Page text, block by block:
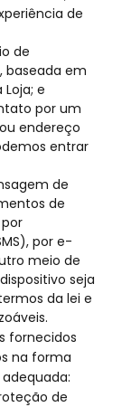
de
de
baseada em
e
por um
endereço
entrar
de
de
por e-
meio de
seja
da lei e
fornecidos
na forma
de